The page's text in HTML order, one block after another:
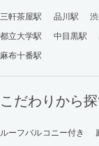
三軒茶屋駅 品川駅
都立大学駅
中目黒駅
麻布十番駅
こだわりから
ルーフバルコニー付き